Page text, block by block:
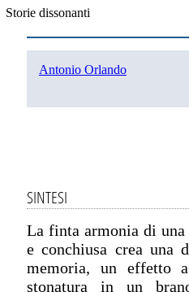
Storie dissonanti
Antonio Orlando
SINTESI
La finta armonia di una
e conchiusa crea una
memoria, un effetto
stonatura in un